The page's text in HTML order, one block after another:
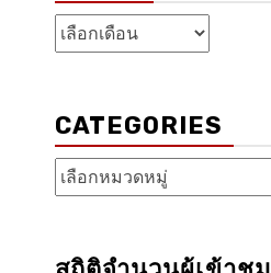
คลัง
เก็บ
CATEGORIES
Categories